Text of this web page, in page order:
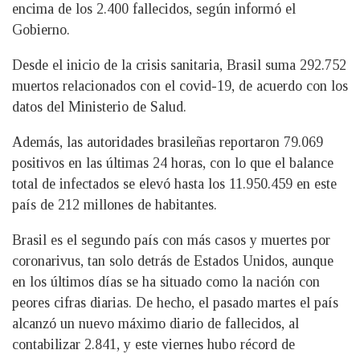
encima de los 2.400 fallecidos, según informó el
Gobierno.
Desde el inicio de la crisis sanitaria, Brasil suma 292.752
muertos relacionados con el covid-19, de acuerdo con los
datos del Ministerio de Salud.
Además, las autoridades brasileñas reportaron 79.069
positivos en las últimas 24 horas, con lo que el balance
total de infectados se elevó hasta los 11.950.459 en este
país de 212 millones de habitantes.
Brasil es el segundo país con más casos y muertes por
coronarivus, tan solo detrás de Estados Unidos, aunque
en los últimos días se ha situado como la nación con
peores cifras diarias. De hecho, el pasado martes el país
alcanzó un nuevo máximo diario de fallecidos, al
contabilizar 2.841, y este viernes hubo récord de